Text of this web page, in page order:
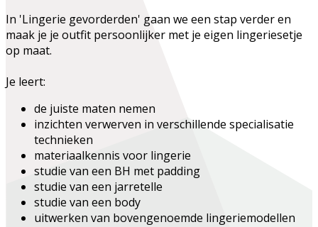
In 'Lingerie gevorderden' gaan we een stap verder en
maak je je outfit persoonlijker met je eigen lingeriesetje
op maat.
Je leert:
de juiste maten nemen
inzichten verwerven in verschillende specialisatie
technieken
materiaalkennis voor lingerie
studie van een BH met padding
studie van een jarretelle
studie van een body
uitwerken van bovengenoemde lingeriemodellen